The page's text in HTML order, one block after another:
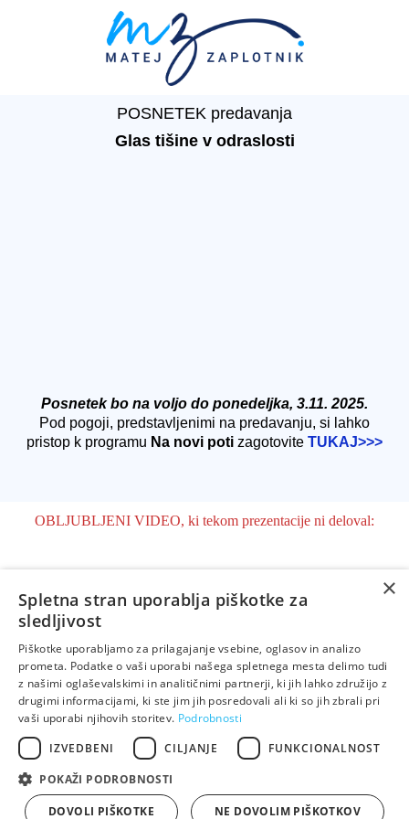
POSNETEK predavanja
Glas tišine v odraslosti
Posnetek bo na voljo do ponedeljka, 3.11. 2025.
Pod pogoji, predstavljenimi na predavanju, si lahko
pristop k programu Na novi poti zagotovite TUKAJ>>>
OBLJUBLJENI VIDEO, ki tekom prezentacije ni deloval:
Created with
×
Spletna stran uporablja piškotke za
sledljivost
Piškotke uporabljamo za prilagajanje vsebine, oglasov in analizo
prometa. Podatke o vaši uporabi našega spletnega mesta delimo tudi
z našimi oglaševalskimi in analitičnimi partnerji, ki jih lahko združijo z
drugimi informacijami, ki ste jim jih posredovali ali ki so jih zbrali pri
vaši uporabi njihovih storitev. Podrobnosti
IZVEDBENI
CILJANJE FUNKCIONALNOST
POKAŽI PODROBNOSTI
DOVOLI PIŠKOTKE NE DOVOLIM PIŠKOTKOV